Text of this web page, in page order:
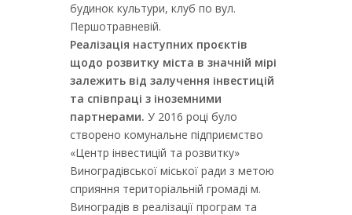
будинок культури, клуб по вул.
Першотравневій.
Реалізація наступних проєктів
щодо розвитку міста в значній мірі
залежить від залучення інвестицій
та співпраці з іноземними
партнерами. У 2016 році було
створено комунальне підприємство
«Центр інвестицій та розвитку»
Виноградівської міської ради з метою
сприяння територіальній громаді м.
Виноградів в реалізації програм та